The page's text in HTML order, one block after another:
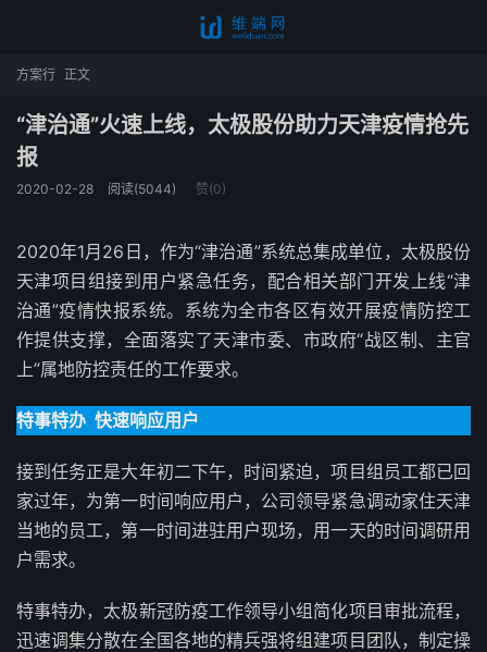
方案行 正文
“津治通”火速上线，太极股份助力天津疫情抢先
报
2020-02-28 阅读(5044) 赞(0)
2020年1月26日，作为“津治通”系统总集成单位，太极股份
天津项目组接到用户紧急任务，配合相关部门开发上线“津
治通”疫情快报系统。系统为全市各区有效开展疫情防控工
作提供支撑，全面落实了天津市委、市政府“战区制、主官
上”属地防控责任的工作要求。
特事特办 快速响应用户
接到任务正是大年初二下午，时间紧迫，项目组员工都已回
家过年，为第一时间响应用户，公司领导紧急调动家住天津
当地的员工，第一时间进驻用户现场，用一天的时间调研用
户需求。
特事特办，太极新冠防疫工作领导小组简化项目审批流程，
迅速调集分散在全国各地的精兵强将组建项目团队，制定操